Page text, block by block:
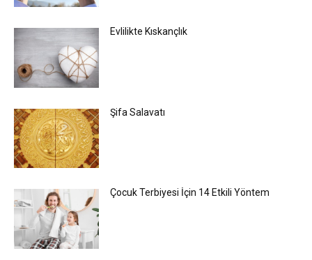
Evlilikte Kıskançlık
Şifa Salavatı
Çocuk Terbiyesi İçin 14 Etkili Yöntem